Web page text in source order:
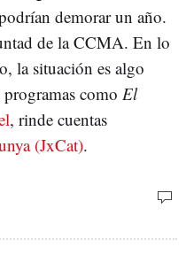
demorar un año.
de la CCMA. En lo
la situación es algo
como El
, rinde cuentas
(JxCat).